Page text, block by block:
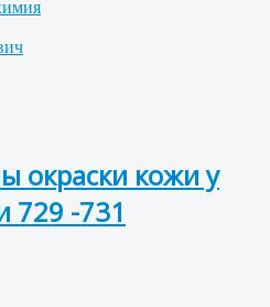
окраски кожи у
729 -731